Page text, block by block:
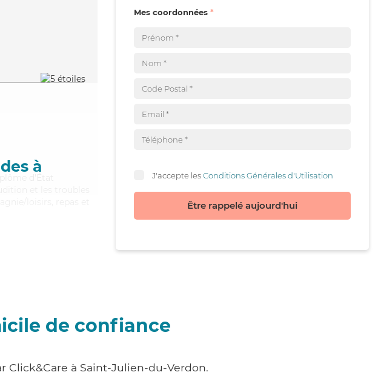
à
d'État
et les troubles
Mes coordonnées
J'accepte lesConditions Générales d'Utilisation
Être rappelé aujourd'hui
de confiance
Click&Care à Saint-Julien-du-Verdon.